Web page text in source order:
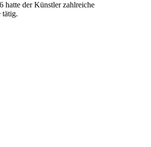
hatte der Künstler zahlreiche
tätig.